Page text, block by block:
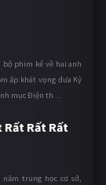
bộ phim kể về hai anh
ấp khát vọng đưa Kỷ
mục Điện th ...
Rất Rất Rất
trung học cơ sở,